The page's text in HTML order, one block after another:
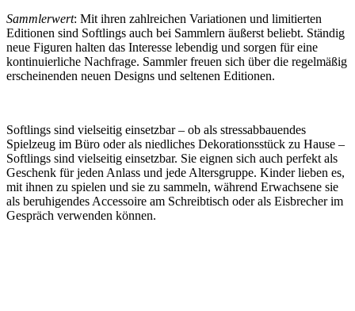
Sammlerwert: Mit ihren zahlreichen Variationen und limitierten
Editionen sind Softlings auch bei Sammlern äußerst beliebt. Ständig
neue Figuren halten das Interesse lebendig und sorgen für eine
kontinuierliche Nachfrage. Sammler freuen sich über die regelmäßig
erscheinenden neuen Designs und seltenen Editionen.
Softlings sind vielseitig einsetzbar – ob als stressabbauendes
Spielzeug im Büro oder als niedliches Dekorationsstück zu Hause –
Softlings sind vielseitig einsetzbar. Sie eignen sich auch perfekt als
Geschenk für jeden Anlass und jede Altersgruppe. Kinder lieben es,
mit ihnen zu spielen und sie zu sammeln, während Erwachsene sie
als beruhigendes Accessoire am Schreibtisch oder als Eisbrecher im
Gespräch verwenden können.